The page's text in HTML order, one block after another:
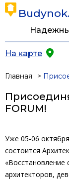
На карте
Главная
FORUM!
Уже 05-06
состоится
«Восстановление
архитекторов,